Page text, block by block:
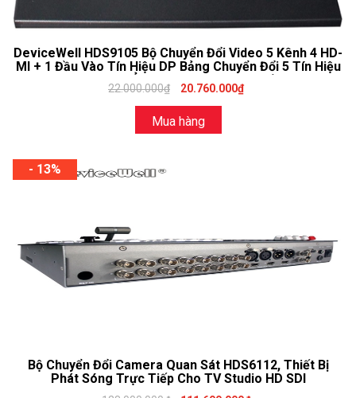
DeviceWell HDS9105 Bộ Chuyển Đổi Video 5 Kênh 4 HD-
MI + 1 Đầu Vào Tín Hiệu DP Bảng Chuyển Đổi 5 Tín Hiệu
Cho Máy Ảnh Phát Sóng Trực Tiếp
22.000.000₫ 20.760.000₫
Mua hàng
- 13%
Bộ Chuyển Đổi Camera Quan Sát HDS6112, Thiết Bị
Phát Sóng Trực Tiếp Cho TV Studio HD SDI